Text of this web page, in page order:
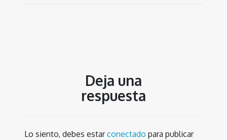
Deja una
respuesta
Lo siento, debes estarconectado para publicar